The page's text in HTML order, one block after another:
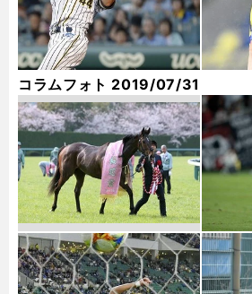
コラムフォト 2019/07/31